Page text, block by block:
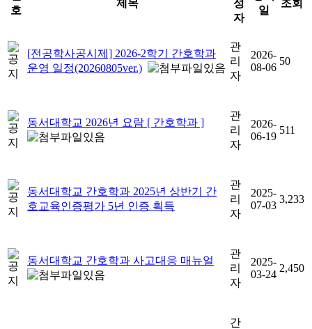
호
제목
성
자
일
조회
[전공학사공시제] 2026-2학기 간호학과
운영 일정(20260805ver.)
관
리
자
2026-
08-06
50
동서대학교 2026년 요람 [ 간호학과 ]
관
리
자
2026-
06-19
511
동서대학교 간호학과 2025년 상반기 간
호교육인증평가 5년 인증 획득
관
리
자
2025-
07-03
3,233
동서대학교 간호학과 사고대응 매뉴얼
관
리
자
2025-
03-24
2,450
간